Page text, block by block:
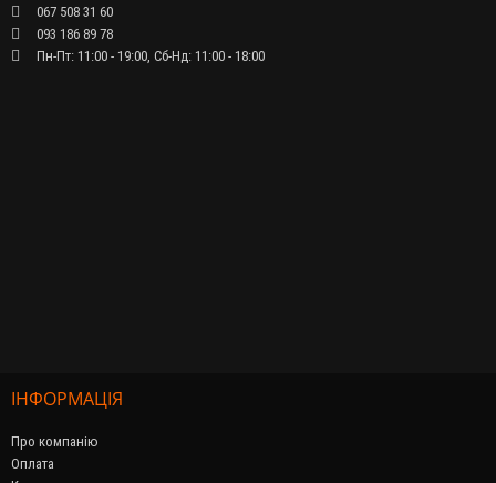
067 508 31 60
093 186 89 78
Пн-Пт: 11:00 - 19:00, Сб-Нд: 11:00 - 18:00
ІНФОРМАЦІЯ
Про компанію
Оплата